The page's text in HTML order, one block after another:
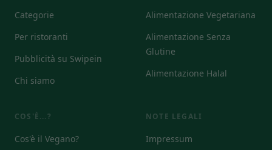
Categorie
Per ristoranti
Pubblicità su Swipein
Chi siamo
Alimentazione Vegetariana
Alimentazione Senza
Glutine
Alimentazione Halal
COS'È...?
Cos'è il Vegano?
NOTE LEGALI
Impressum